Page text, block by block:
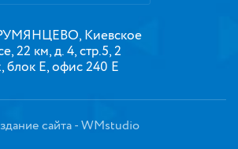
Киевское
22 км, д. 4, стр.5, 2
блок Е, офис 240 Е
сайта- WMstudio